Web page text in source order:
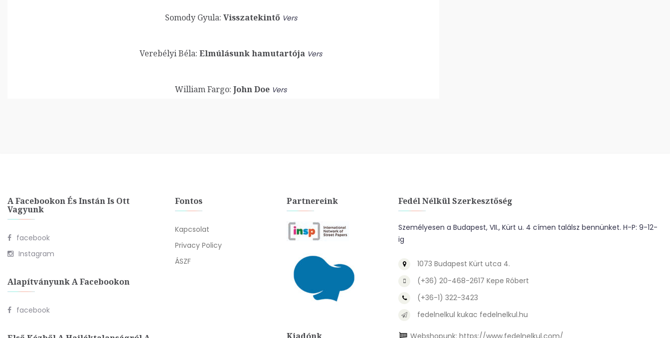
Somody Gyula: Visszatekintő Vers
Verebélyi Béla: Elmúlásunk hamutartója Vers
William Fargo: John Doe Vers
A Facebookon És Instán Is Ott
Vagyunk
facebook
Instagram
Alapítványunk A Facebookon
facebook
Fontos
Kapcsolat
Privacy Policy
ÁSZF
Partnereink Fedél Nélkül Szerkesztőség
Személyesen a Budapest, VII., Kürt u. 4 címen találsz bennünket. H-P: 9-12-
ig
1073 Budapest Kürt utca 4.
(+36) 20-468-2617 Kepe Róbert
(+36-1) 322-3423
fedelnelkul kukac fedelnelkul.hu
Webshopunk: https://www.fedelnelkul.com/